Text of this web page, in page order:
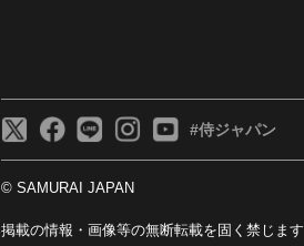
#侍ジャパン
© SAMURAI JAPAN
掲載の情報・画像等の無断転載を固く禁じます